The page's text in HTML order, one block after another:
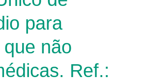
para
não
Ref.: